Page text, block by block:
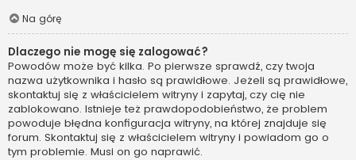
Na górę
Dlaczego nie mogę się zalogować?
Powodów może być kilka. Po pierwsze sprawdź, czy twoja
nazwa użytkownika i hasło są prawidłowe. Jeżeli są prawidłowe,
skontaktuj się z właścicielem witryny i zapytaj, czy cię nie
zablokowano. Istnieje też prawdopodobieństwo, że problem
powoduje błędna konfiguracja witryny, na której znajduje się
forum. Skontaktuj się z właścicielem witryny i powiadom go o
tym problemie. Musi on go naprawić.